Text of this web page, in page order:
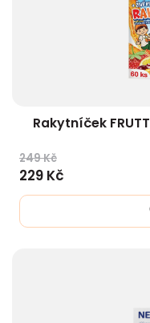
Rakytníček
249 Kč
229 Kč